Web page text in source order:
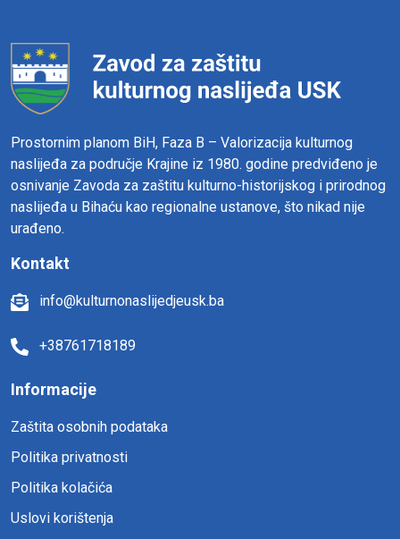
Prostornim planom BiH, Faza B – Valorizacija kulturnog
naslijeđa za područje Krajine iz 1980. godine predviđeno je
osnivanje Zavoda za zaštitu kulturno-historijskog i prirodnog
naslijeđa u Bihaću kao regionalne ustanove, što nikad nije
urađeno.
Kontakt
info@kulturnonaslijedjeusk.ba
+38761718189
Informacije
Zaštita osobnih podataka
Politika privatnosti
Politika kolačića
Uslovi korištenja